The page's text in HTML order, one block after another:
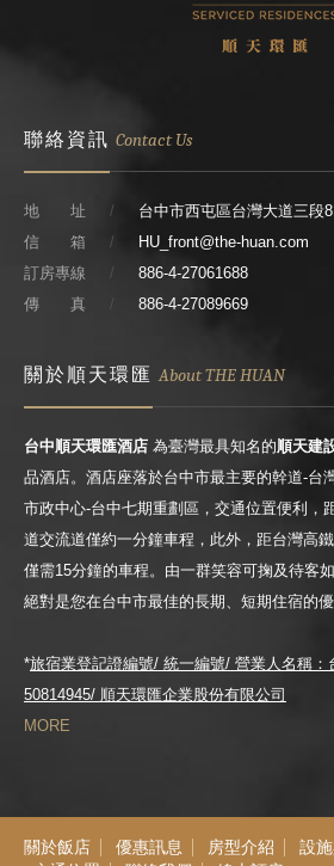
聯絡資訊 Contact Us
地 址
台中市西屯區台灣大道三段
信 箱
HU_front@the-huan.com
訂房專線
886-4-27061688
傳 真
886-4-27089669
關於順天環匯 About THE HUAN
台中順天環匯酒店 為臺灣最具知名的順天建
品酒店。酒店座落於台中市最主要的幹道-台
市政中心-台中七期重劃區，交通位置便利，
道交流道僅約一分鐘車程，此外，距台灣高
僅需15分鐘的車程。由一群笑容可掬及待客
絕對是您在台中市最佳的長期、短期住宿的優
*旅宿業登記證編號/ 統一編號/ 營業人名稱：
50814945/ 順天環匯企業股份有限公司
MORE
關於飯店 優惠訊息 房型介紹 設施